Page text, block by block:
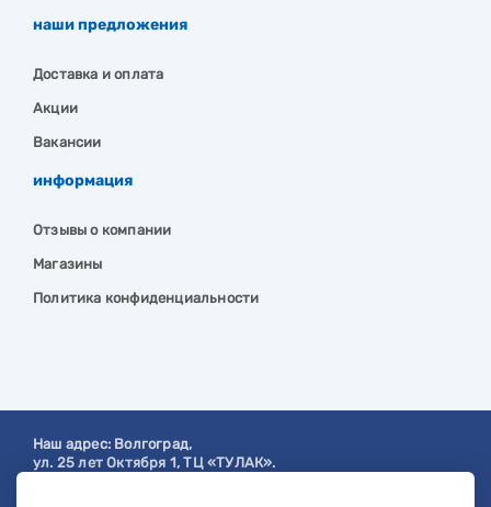
наши предложения
Доставка и оплата
Акции
Вакансии
информация
Отзывы о компании
Магазины
Политика конфиденциальности
Наш адрес: Волгоград,
ул. 25 лет Октября 1, ТЦ «ТУЛАК».